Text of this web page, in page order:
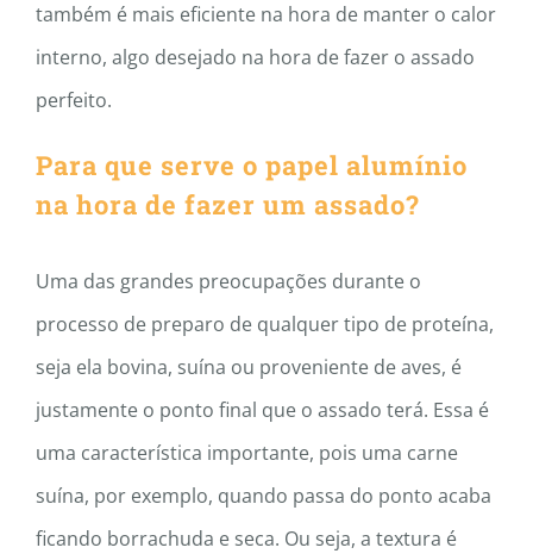
também é mais eficiente na hora de manter o calor
interno, algo desejado na hora de fazer o assado
perfeito.
Para que serve o papel alumínio
na hora de fazer um assado?
Uma das grandes preocupações durante o
processo de preparo de qualquer tipo de proteína,
seja ela bovina, suína ou proveniente de aves, é
justamente o ponto final que o assado terá. Essa é
uma característica importante, pois uma carne
suína, por exemplo, quando passa do ponto acaba
ficando borrachuda e seca. Ou seja, a textura é